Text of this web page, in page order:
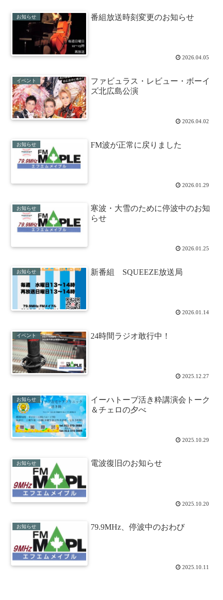
お知らせ 番組放送時刻変更のお知らせ
2026.04.05
イベント
ファビュラス・レビュー・ボーイ
ズ北広島公演
2026.04.02
お知らせ FM波が正常に戻りました
2026.01.29
お知らせ
寒波・大雪のために停波中のお知
らせ
2026.01.25
お知らせ 新番組 SQUEEZE放送局
2026.01.14
イベント 24時間ラジオ敢行中！
2025.12.27
お知らせ
イーハトーブ活き粋講演会トーク
＆チェロの夕べ
2025.10.29
お知らせ 電波復旧のお知らせ
2025.10.20
お知らせ 79.9MHz、停波中のおわび
2025.10.11